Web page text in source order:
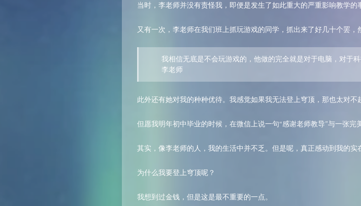
当时，李老师并没有责怪我，即便是发生了如此重大的严重影响教学的
又有一次，李老师在我们班上抓玩游戏的同学，抓出来了好几十个罢，
我相信无底是不会玩游戏的，他做的完全就是对于电脑，对于科
李老师
此外还有她对我的种种优待。我感觉如果我无法登上穹顶，那也太对不
但愿我明年初中毕业的时候，在微信上说一句“感谢老师教导”与一张完
其实，像李老师的人，我的生活中并不乏。但是呢，真正感动到我的实
为什么我要登上穹顶呢？
我想到过金钱，但是这是最不重要的一点。